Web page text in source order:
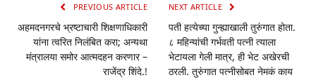
PREVIOUS ARTICLE
अहमदनगरचे भ्रष्टाचारी शिक्षणाधिकारी
यांना त्वरित निलंबित करा; अन्यथा
मंत्रालया समोर आत्मदहन करणार –
राजेंद्र शिंदे.!
NEXT ARTICLE
पती हत्येच्या गुन्ह्याखाली तुरुंगात होता.
८ महिन्यांची गर्भवती पत्नी त्याला
भेटायला गेली मात्र, ही भेट अखेरची
ठरली. तुरुंगात पत्नीसोबत नेमकं काय